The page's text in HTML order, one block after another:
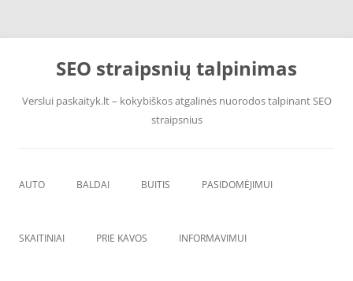
Pereiti
SEO straipsnių talpinimas
Verslui paskaityk.lt – kokybiškos atgalinės nuorodos talpinant SEO
straipsnius
AUTO
PADANGOS
BALDAI BUITIS
ĮRANGA
PASIDOMĖJIMUI
SKAITINIAI PRIE KAVOS INFORMAVIMUI